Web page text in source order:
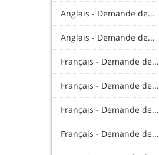
Anglais - Demande de...
Anglais - Demande de...
Français - Demande de...
Français - Demande de...
Français - Demande de...
Français - Demande de...